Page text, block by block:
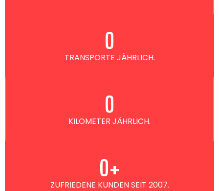
TRANSPORTE JÄHRLICH.
0
KILOMETER JÄHRLICH.
0
ZUFRIEDENE KUNDEN SEIT 2007.
0+